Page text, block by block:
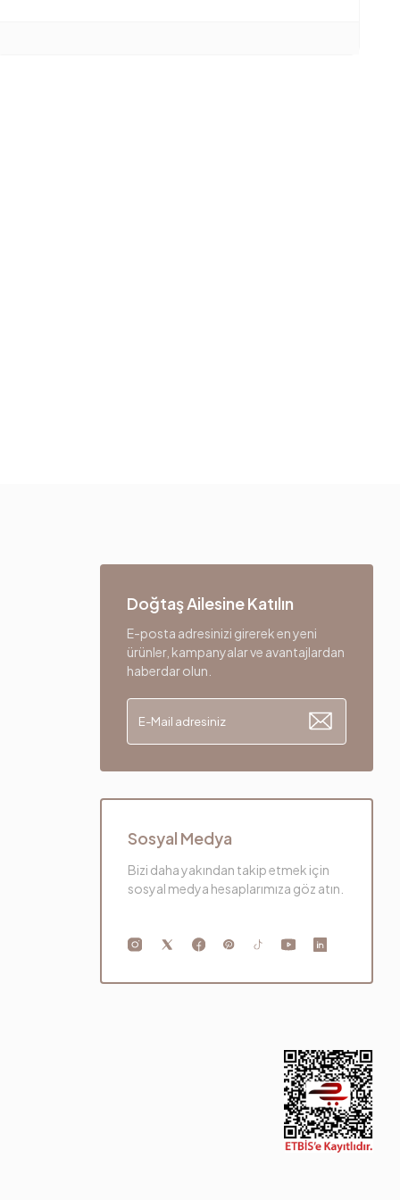
Doğtaş Ailesine Katılın
E-posta adresinizi girerek en yeni
ürünler, kampanyalar ve avantajlardan
haberdar olun.
Sosyal Medya
Bizi daha yakından takip etmek için
sosyal medya hesaplarımıza göz atın.